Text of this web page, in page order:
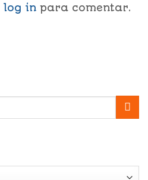
log in para comentar.